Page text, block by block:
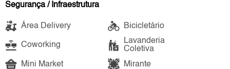
Segurança / Infraestrutura
Área Delivery Bicicletário
Coworking
Lavanderia
Coletiva
Mini Market
Mirante